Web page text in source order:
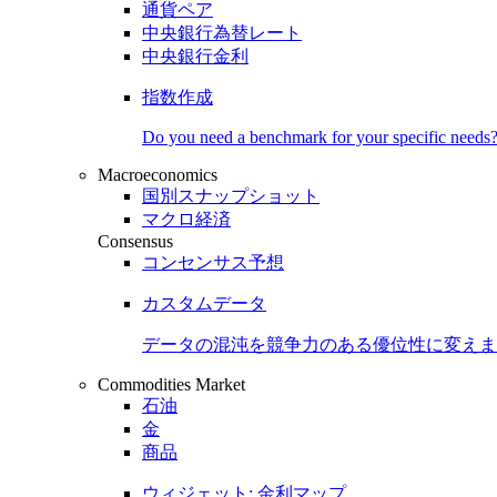
通貨ペア
中央銀行為替レート
中央銀行金利
指数作成
Do you need a benchmark for your specific needs?
Macroeconomics
国別スナップショット
マクロ経済
Consensus
コンセンサス予想
カスタムデータ
データの混沌を競争力のある優位性に変え
Commodities Market
石油
金
商品
ウィジェット: 金利マップ